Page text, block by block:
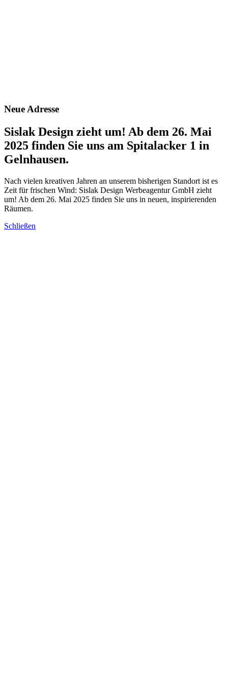
Neue Adresse
Sislak Design zieht um! Ab dem 26. Mai
2025 finden Sie uns am Spitalacker 1 in
Gelnhausen.
Nach vielen kreativen Jahren an unserem bisherigen Standort ist es
Zeit für frischen Wind: Sislak Design Werbeagentur GmbH zieht
um! Ab dem 26. Mai 2025 finden Sie uns in neuen, inspirierenden
Räumen.
Schließen